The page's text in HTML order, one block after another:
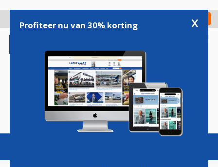
gaan
Check in
Magazine Podcasts Vacatures
Profiteer nu van 30% korting x